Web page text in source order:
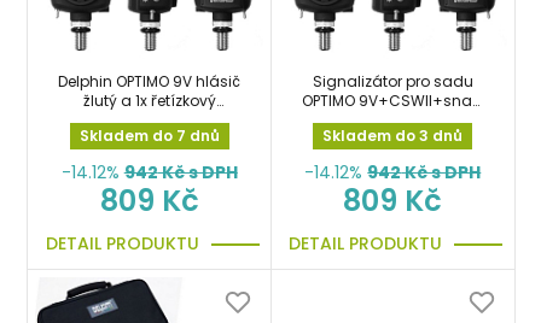
Delphin OPTIMO 9V hlásič
žlutý a 1x řetízkový
swinger a Snag ears
ZDARMA
Skladem do 7 dnů
-14.12% 942Kč s DPH
809 Kč
DETAIL PRODUKTU
Signalizátor pro sadu
OPTIMO 9V+CSWII+snag
zelený
Skladem do 3 dnů
-14.12% 942Kč s DPH
809 Kč
DETAIL PRODUKTU